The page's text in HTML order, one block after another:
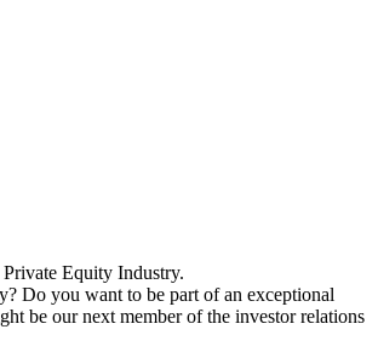
Equity Industry.
Do you want to be part of an exceptional
be our next member of the investor relations